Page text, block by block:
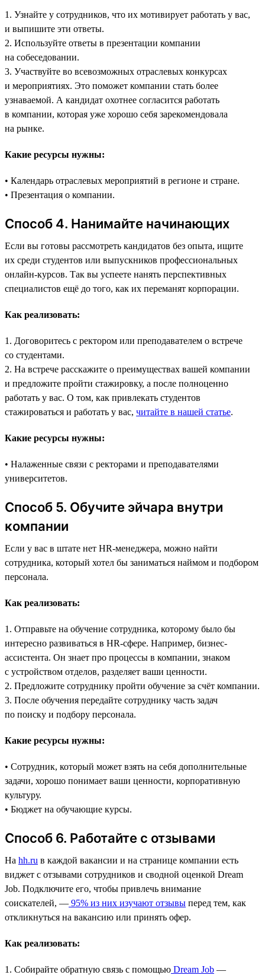
1. Узнайте у сотрудников, что их мотивирует работать у вас,
и выпишите эти ответы.
2. Используйте ответы в презентации компании
на собеседовании.
3. Участвуйте во всевозможных отраслевых конкурсах
и мероприятиях. Это поможет компании стать более
узнаваемой. А кандидат охотнее согласится работать
в компании, которая уже хорошо себя зарекомендовала
на рынке.
Какие ресурсы нужны:
• Календарь отраслевых мероприятий в регионе и стране.
• Презентация о компании.
Способ 4. Нанимайте начинающих
Если вы готовы рассмотреть кандидатов без опыта, ищите
их среди студентов или выпускников профессиональных
онлайн-курсов. Так вы успеете нанять перспективных
специалистов ещё до того, как их переманят корпорации.
Как реализовать:
1. Договоритесь с ректором или преподавателем о встрече
со студентами.
2. На встрече расскажите о преимуществах вашей компании
и предложите пройти стажировку, а после полноценно
работать у вас. О том, как привлекать студентов
стажироваться и работать у вас, читайте в нашей статье.
Какие ресурсы нужны:
• Налаженные связи с ректорами и преподавателями
университетов.
Способ 5. Обучите эйчара внутри
компании
Если у вас в штате нет HR-менеджера, можно найти
сотрудника, который хотел бы заниматься наймом и подбором
персонала.
Как реализовать:
1. Отправьте на обучение сотрудника, которому было бы
интересно развиваться в HR-сфере. Например, бизнес-
ассистента. Он знает про процессы в компании, знаком
с устройством отделов, разделяет ваши ценности.
2. Предложите сотруднику пройти обучение за счёт компании.
3. После обучения передайте сотруднику часть задач
по поиску и подбору персонала.
Какие ресурсы нужны:
• Сотрудник, который может взять на себя дополнительные
задачи, хорошо понимает ваши ценности, корпоративную
культуру.
• Бюджет на обучающие курсы.
Способ 6. Работайте с отзывами
На hh.ru в каждой вакансии и на странице компании есть
виджет с отзывами сотрудников и сводной оценкой Dream
Job. Подключите его, чтобы привлечь внимание
соискателей, — 95% из них изучают отзывы перед тем, как
откликнуться на вакансию или принять офер.
Как реализовать:
1. Собирайте обратную связь с помощью Dream Job —